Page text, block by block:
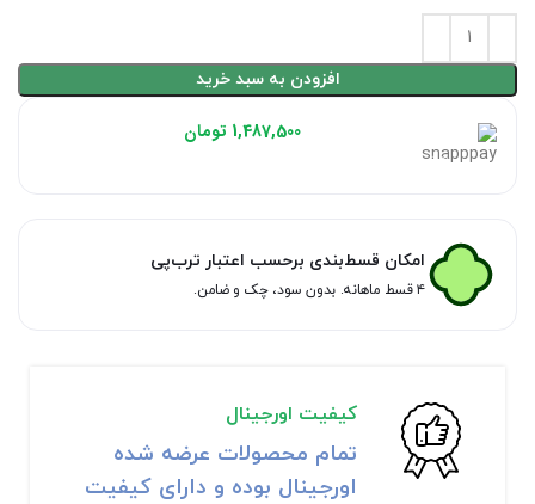
افزودن به سبد خرید
1,487,500 تومان
۴ قسط ماهانه. بدون سود، چک و ضامن.
امکان قسط‌بندی برحسب اعتبار ترب‌پی
۴ قسط ماهانه. بدون سود، چک و ضامن.
کیفیت اورجینال
تمام محصولات عرضه شده
اورجینال بوده و دارای کیفیت